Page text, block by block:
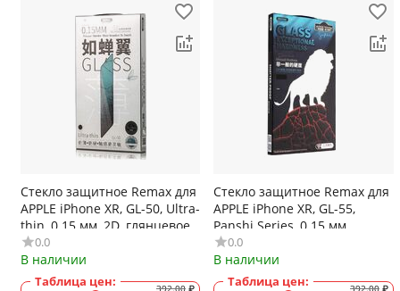
Стекло защитное Remax для
APPLE iPhone XR, GL-50, Ultra-
thin, 0.15 мм, 2D, глянцевое,
весь экран, цвет: чёрный
0.0
В наличии
Таблица цен: 392.00 ₽
Стекло защитное Remax для
APPLE iPhone XR, GL-55,
Panshi Series, 0.15 мм,
глянцевое, цвет: черный
0.0
В наличии
Таблица цен: 392.00 ₽